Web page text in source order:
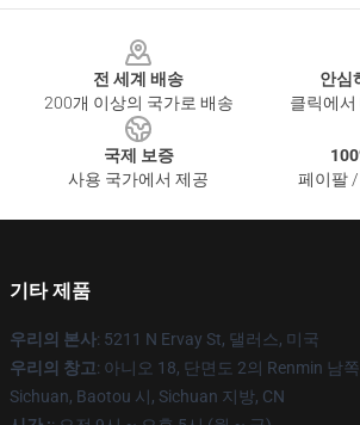
전 세계 배송
200개 이상의 국가로 배송
안심
클릭에
국제 보증
사용 국가에서 제공
페이팔
기타 제품
우리의 본사: 5211 N Ervay St, 댈러스, 미국
우리의 창고: 아니오 18, 단면도 2의 Renmin 남
Sichuan, Baotou 시, Sichuan 지방, CN